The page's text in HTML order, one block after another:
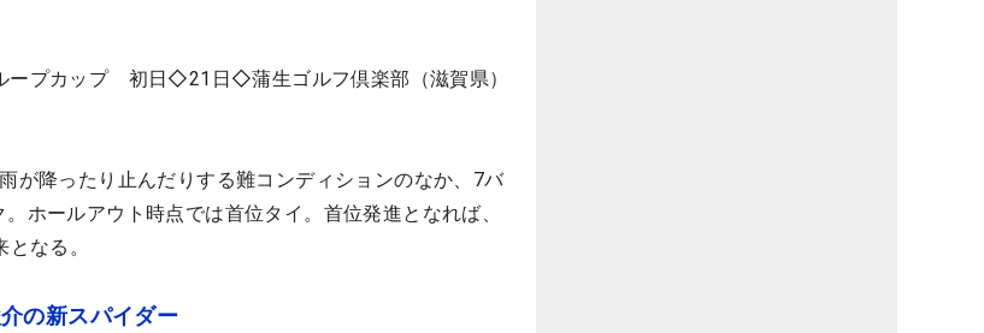
ープカップ 初日◇21日◇蒲生ゴルフ倶楽部（滋賀県）
が降ったり止んだりする難コンディションのなか、7バ
ホールアウト時点では首位タイ。首位発進となれば、
なる。
の新スパイダー